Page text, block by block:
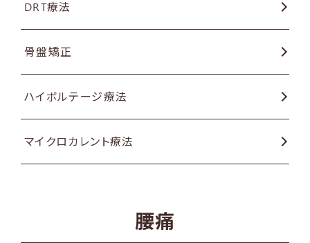
DRT療法
骨盤矯正
ハイボルテージ療法
マイクロカレント療法
腰痛